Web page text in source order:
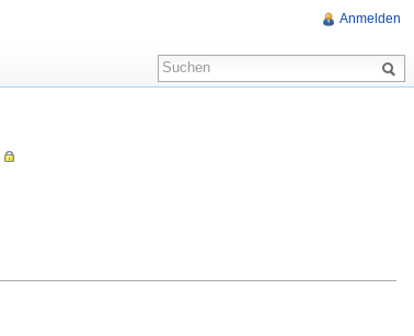
Anmelden